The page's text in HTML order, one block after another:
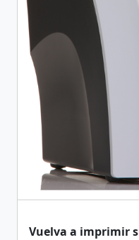
Vuelva a imprimir